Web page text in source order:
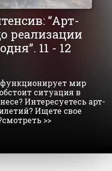
“Арт-
реализации
11 - 12
функционирует мир
ситуация в
Интересуетесь арт-
Ищете свое
>>